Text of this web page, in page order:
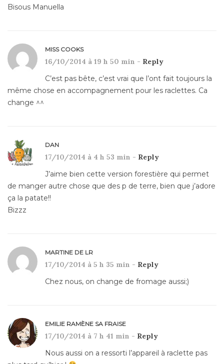
Bisous Manuella
MISS COOKS
16/10/2014 à 19 h 50 min - Reply
C’est pas bête, c’est vrai que l’ont fait toujours la
même chose en accompagnement pour les raclettes. Ca
change ^^
DAN
17/10/2014 à 4 h 53 min - Reply
J’aime bien cette version forestière qui permet
de manger autre chose que des p de terre, bien que j’adore
ça la patate!!
Bizzz
MARTINE DE LR
17/10/2014 à 5 h 35 min - Reply
Chez nous, on change de fromage aussi;)
EMILIE RAMÈNE SA FRAISE
17/10/2014 à 7 h 41 min - Reply
Nous aussi on a ressorti l’appareil à raclette pas